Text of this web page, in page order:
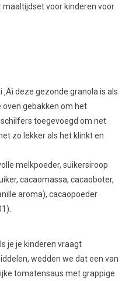
voor kinderen voor
‚Äì deze gezonde granola is als
gebakken om het
toegevoegd om net
zo lekker als het klinkt en
melkpoeder, suikersiroop
cacaomassa, cacaoboter,
aroma), cacaopoeder
je je kinderen vraagt
wedden we dat een van
tomatensaus met grappige